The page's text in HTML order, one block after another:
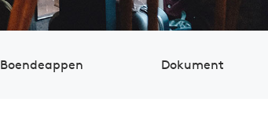
Boendeappen Dokument